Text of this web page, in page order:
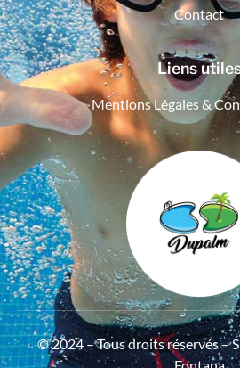
Contact
Liens
Mentions Légales &
© 2024 – Tous droits réservés –
Fontana